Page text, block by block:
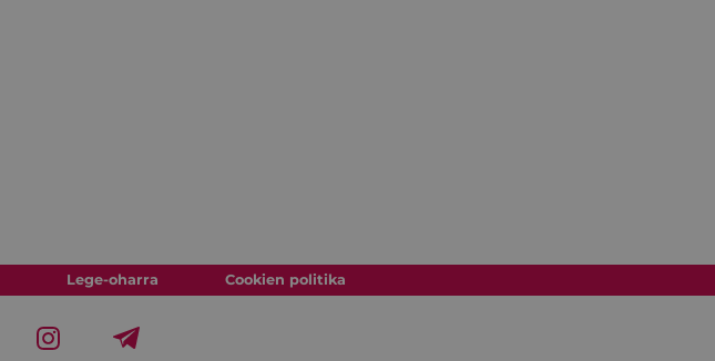
Lege-oharra Cookien politika